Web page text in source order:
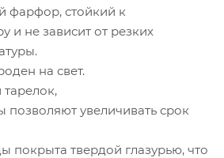
фарфор, стойкий к
и не зависит от резких
на свет.
позволяют увеличивать срок
покрыта твердой глазурью, что